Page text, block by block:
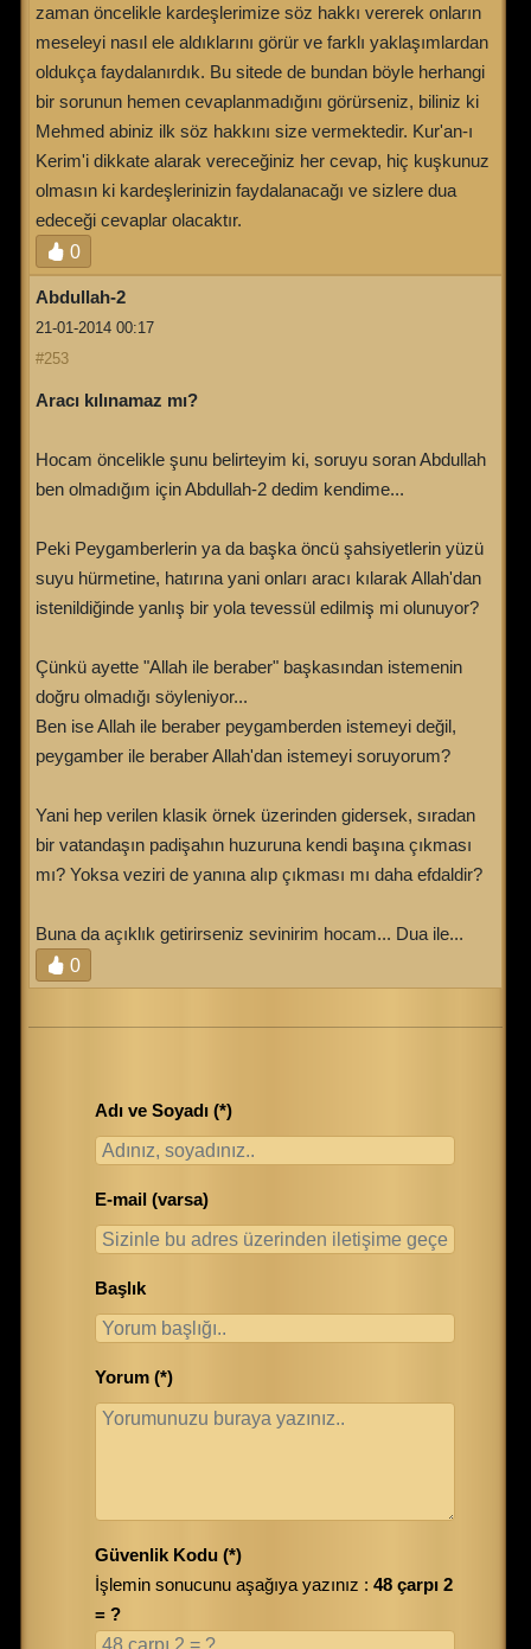
zaman öncelikle kardeşlerimize söz hakkı vererek onların
meseleyi nasıl ele aldıklarını görür ve farklı yaklaşımlardan
oldukça faydalanırdık. Bu sitede de bundan böyle herhangi
bir sorunun hemen cevaplanmadığını görürseniz, biliniz ki
Mehmed abiniz ilk söz hakkını size vermektedir. Kur'an-ı
Kerim'i dikkate alarak vereceğiniz her cevap, hiç kuşkunuz
olmasın ki kardeşlerinizin faydalanacağı ve sizlere dua
edeceği cevaplar olacaktır.
0
Abdullah-2
21-01-2014 00:17
#253
Aracı kılınamaz mı?
Hocam öncelikle şunu belirteyim ki, soruyu soran Abdullah
ben olmadığım için Abdullah-2 dedim kendime...
Peki Peygamberlerin ya da başka öncü şahsiyetlerin yüzü
suyu hürmetine, hatırına yani onları aracı kılarak Allah'dan
istenildiğinde yanlış bir yola tevessül edilmiş mi olunuyor?
Çünkü ayette "Allah ile beraber" başkasından istemenin
doğru olmadığı söyleniyor...
Ben ise Allah ile beraber peygamberden istemeyi değil,
peygamber ile beraber Allah'dan istemeyi soruyorum?
Yani hep verilen klasik örnek üzerinden gidersek, sıradan
bir vatandaşın padişahın huzuruna kendi başına çıkması
mı? Yoksa veziri de yanına alıp çıkması mı daha efdaldir?
Buna da açıklık getirirseniz sevinirim hocam... Dua ile...
0
Adı ve Soyadı (*)
E-mail (varsa)
Başlık
Yorum (*)
Güvenlik Kodu (*)
İşlemin sonucunu aşağıya yazınız : 48 çarpı 2
= ?